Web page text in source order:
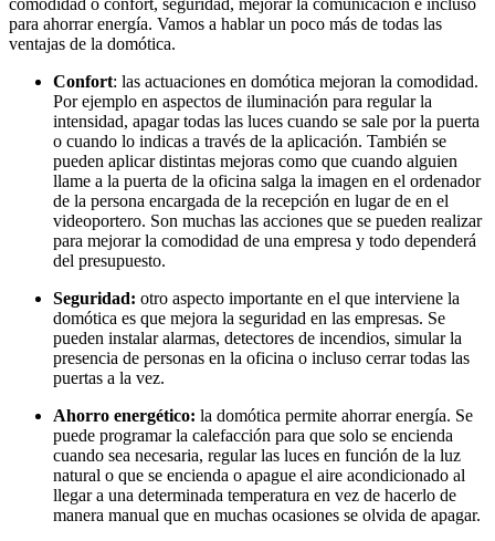
para ahorrar energía. Vamos a hablar un poco más de todas las
ventajas de la domótica.
Confort: las actuaciones en domótica mejoran la comodidad.
Por ejemplo en aspectos de iluminación para regular la
intensidad, apagar todas las luces cuando se sale por la puerta
o cuando lo indicas a través de la aplicación. También se
pueden aplicar distintas mejoras como que cuando alguien
llame a la puerta de la oficina salga la imagen en el ordenador
de la persona encargada de la recepción en lugar de en el
videoportero. Son muchas las acciones que se pueden realizar
para mejorar la comodidad de una empresa y todo dependerá
del presupuesto.
Seguridad: otro aspecto importante en el que interviene la
domótica es que mejora la seguridad en las empresas. Se
pueden instalar alarmas, detectores de incendios, simular la
presencia de personas en la oficina o incluso cerrar todas las
puertas a la vez.
Ahorro energético: la domótica permite ahorrar energía. Se
puede programar la calefacción para que solo se encienda
cuando sea necesaria, regular las luces en función de la luz
natural o que se encienda o apague el aire acondicionado al
llegar a una determinada temperatura en vez de hacerlo de
manera manual que en muchas ocasiones se olvida de apagar.